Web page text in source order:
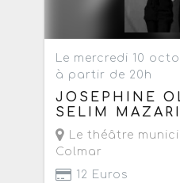
Le mercredi 10
à partir de 20h
JOSEPHINE
SELIM
Le théâtre
Colmar
12 Euros